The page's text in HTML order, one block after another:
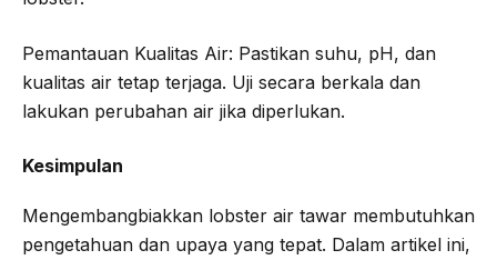
Pemantauan Kualitas Air: Pastikan suhu, pH, dan
kualitas air tetap terjaga. Uji secara berkala dan
lakukan perubahan air jika diperlukan.
Kesimpulan
Mengembangbiakkan lobster air tawar membutuhkan
pengetahuan dan upaya yang tepat. Dalam artikel ini,